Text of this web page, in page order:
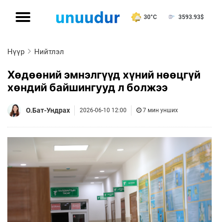
30°C 3593.93$
Нүүр Нийтлэл
Хөдөөний эмнэлгүүд хүний нөөцгүй
хөндий байшингууд л болжээ
О.Бат-Ундрах 2026-06-10 12:00 7 мин унших